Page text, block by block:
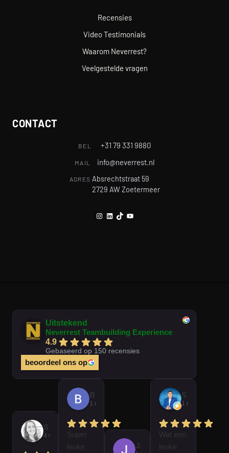
Recensies
Video Testimonials
Waarom Neverrest?
Veelgestelde vragen
CONTACT
BEL +31 79 331 9880
MAIL info@neverrest.nl
ADRES Absrechtstraat 59
2729 AW Zoetermeer
Instagram
LinkedIn
TikTokYouTube
Uitstekend
Neverrest Teambuilding Experience
4.9
Gebaseerd op 150 recensies
beoordeel ons op
4 weken geleden
1 maand geleden
Super
leuke
José Van Gorkum
1 maand
Wat een
leuke